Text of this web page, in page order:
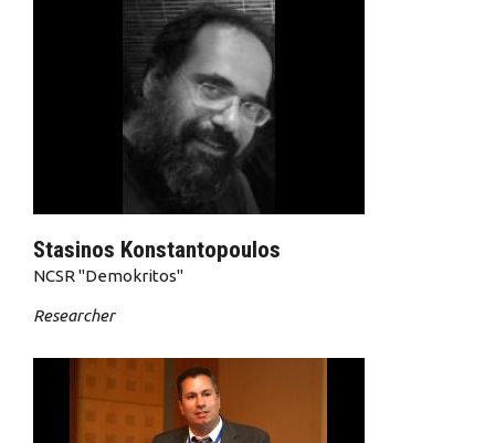
Stasinos Konstantopoulos
NCSR "Demokritos"
Researcher